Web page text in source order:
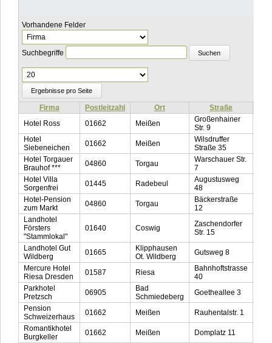
Vorhandene Felder
Suchbegriffe
Ergebnisse
pro
Seite
Firma Postleitzahl Ort Straße
Hotel Ross
01662 Meißen
Großenhainer
Str. 9
Hotel
Siebeneichen
01662 Meißen
Wilsdruffer
Straße 35
Hotel Torgauer
Brauhof ***
04860 Torgau
Warschauer Str.
7
Hotel Villa
Sorgenfrei
01445 Radebeul
Augustusweg
48
Hotel-Pension
zum Markt
04860 Torgau
Bäckerstraße
12
Landhotel
Försters
"Stammlokal"
01640 Coswig
Zaschendorfer
Str. 15
Landhotel Gut
Wildberg
01665
Klipphausen
Ot. Wildberg
Gutsweg 8
Mercure Hotel
Riesa Dresden
01587 Riesa
Bahnhoftstrasse
40
Parkhotel
Pretzsch
06905
Bad
Schmiedeberg
Goetheallee 3
Pension
Schweizerhaus
01662 Meißen Rauhentalstr. 1
Romantikhotel
Burgkeller
01662 Meißen Domplatz 11